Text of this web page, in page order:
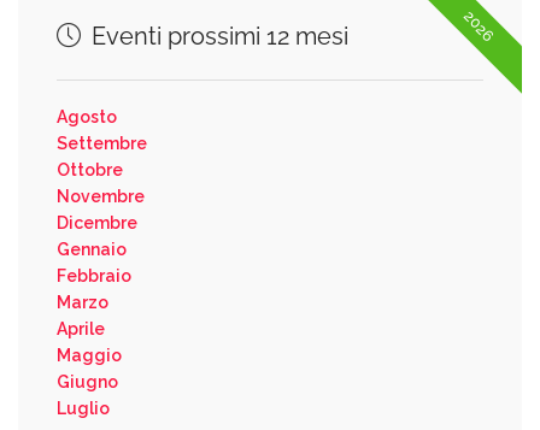
2026
Eventi prossimi 12 mesi
Agosto
Settembre
Ottobre
Novembre
Dicembre
Gennaio
Febbraio
Marzo
Aprile
Maggio
Giugno
Luglio